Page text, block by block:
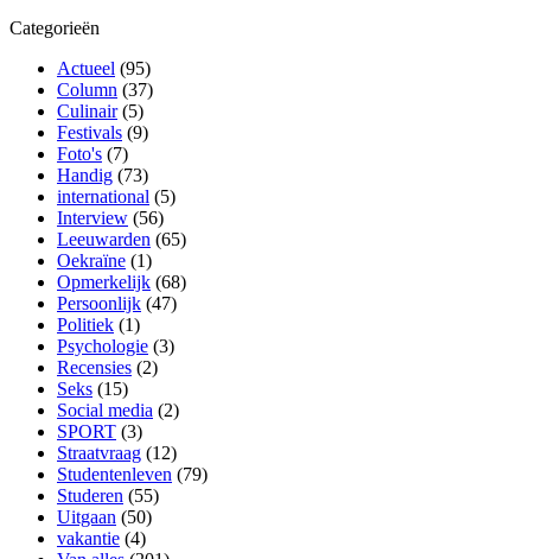
Categorieën
Actueel (95)
Column (37)
Culinair(5)
Festivals (9)
Foto's (7)
Handig (73)
international (5)
Interview (56)
Leeuwarden (65)
Oekraïne (1)
Opmerkelijk (68)
Persoonlijk (47)
Politiek (1)
Psychologie (3)
Recensies (2)
Seks (15)
Social media (2)
SPORT (3)
Straatvraag (12)
Studentenleven (79)
Studeren (55)
Uitgaan (50)
vakantie (4)